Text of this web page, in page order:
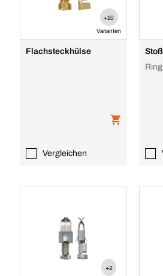
+10
Varianten
Flachsteckhülse
Vergleichen
+2